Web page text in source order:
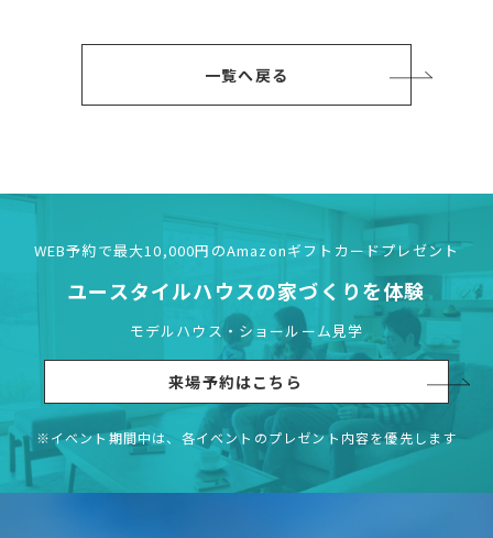
一覧へ戻る
WEB予約で最大10,000円のAmazonギフトカードプレゼント
ユースタイルハウスの家づくりを体験
モデルハウス・ショールーム見学
来場予約はこちら
※イベント期間中は、各イベントのプレゼント内容を優先します